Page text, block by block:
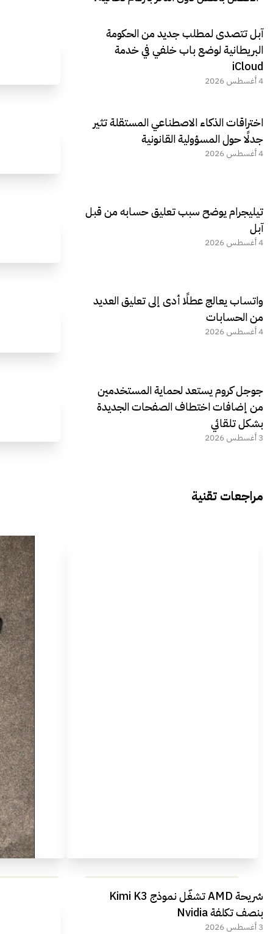
آبل تتصدى لمطلب جديد من الحكومة
البريطانية لوضع باب خلفي في خدمة
iCloud
4 أغسطس 2026
اختراقات الذكاء الاصطناعي المستقلة تثير
جدلًا حول المسؤولية القانونية
4 أغسطس 2026
تيليجرام يوضح سبب تعليق حسابه من قبل
آبل
4 أغسطس 2026
واتساب يعالج عطلًا أدى إلى تعليق العديد
من الحسابات
4 أغسطس 2026
جوجل كروم يستعد لحماية المستخدمين
من إضافات اختطاف الصفحات الجديدة
بشكل تلقائي
3 أغسطس 2026
مراجعات تقنية
مراجعة شاملة لعملاق الألعاب
الجديد REDMAGIC 11 AIR
شريحة AMD تشغّل نموذج Kimi K3
بنصف تكلفة Nvidia
3 أغسطس 2026